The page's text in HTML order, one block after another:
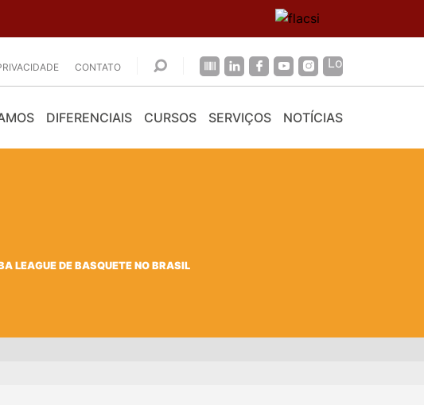
CONTATO
DIFERENCIAIS CURSOS SERVIÇOS NOTÍCIAS
LEAGUE DE BASQUETE NO BRASIL